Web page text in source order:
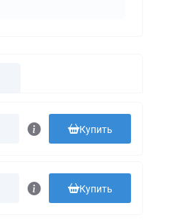
Купить
Купить